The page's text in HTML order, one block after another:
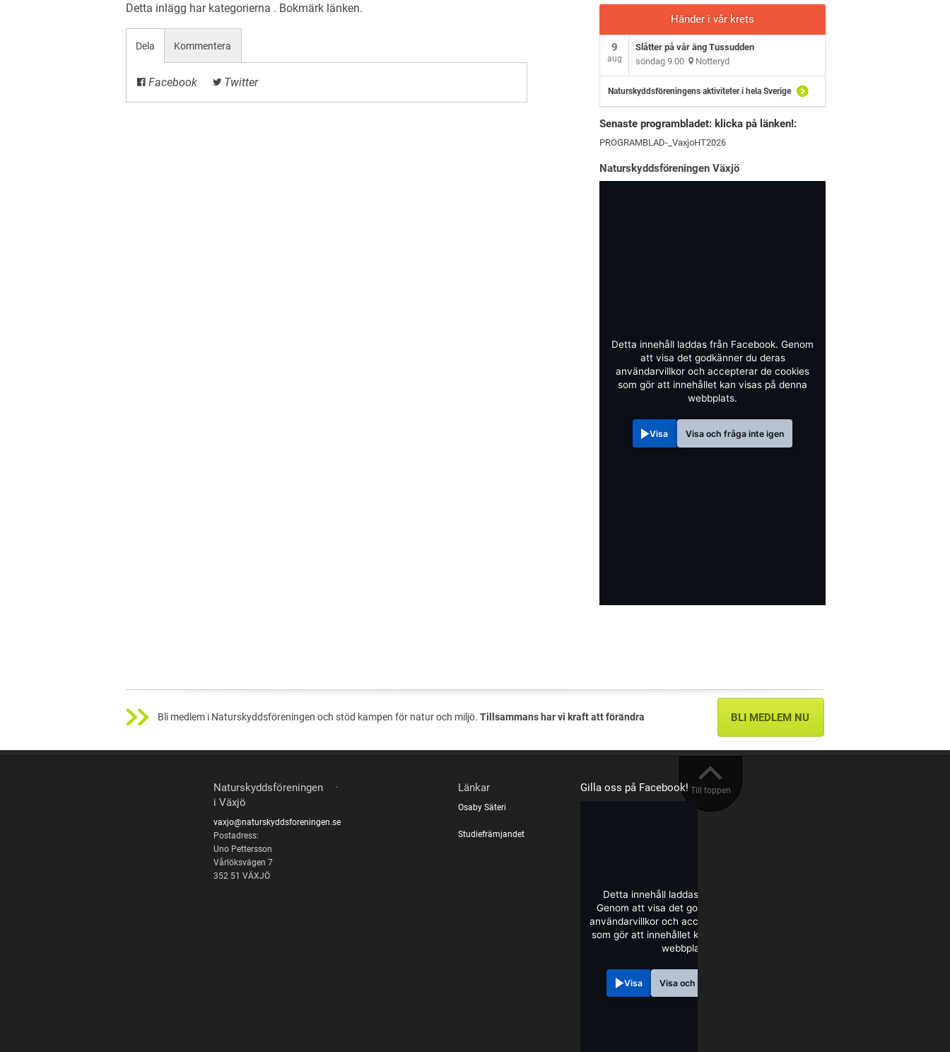
Detta inlägg har kategorierna . Bokmärk länken.
Dela
Facebook Twitter
Kommentera
Händer i vår krets
9
aug
Slåtter på vår äng Tussudden
söndag 9.00 Notteryd
Naturskyddsföreningens aktiviteter i hela Sverige
Senaste programbladet: klicka på länken!:
PROGRAMBLAD-_VaxjoHT2026
Naturskyddsföreningen Växjö
Detta innehåll laddas från Facebook. Genom
att visa det godkänner du deras
användarvillkor och accepterar de cookies
som gör att innehållet kan visas på denna
webbplats.
Visa Visa och fråga inte igen
Bli medlem i Naturskyddsföreningen och stöd kampen för natur och miljö. Tillsammans har vi kraft att förändra BLI MEDLEM NU
Till toppen
Naturskyddsföreningen
i Växjö
vaxjo@naturskyddsforeningen.se
Postadress:
Uno Pettersson
Vårlöksvägen 7
352 51 VÄXJÖ
. Länkar
Osaby Säteri
Studiefrämjandet
Gilla oss på Facebook!
Detta innehåll laddas från Facebook.
Genom att visa det godkänner du deras
användarvillkor och accepterar de cookies
som gör att innehållet kan visas på denna
webbplats.
Visa Visa och fråga inte igen